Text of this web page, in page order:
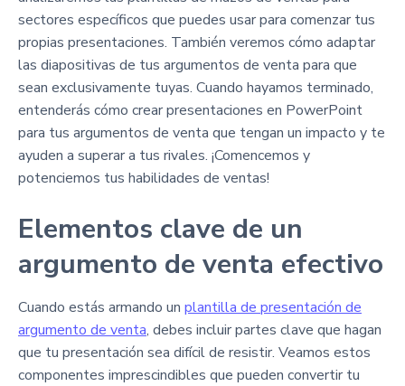
sectores específicos que puedes usar para comenzar tus
propias presentaciones. También veremos cómo adaptar
las diapositivas de tus argumentos de venta para que
sean exclusivamente tuyas. Cuando hayamos terminado,
entenderás cómo crear presentaciones en PowerPoint
para tus argumentos de venta que tengan un impacto y te
ayuden a superar a tus rivales. ¡Comencemos y
potenciemos tus habilidades de ventas!
Elementos clave de un
argumento de venta efectivo
Cuando estás armando un plantilla de presentación de
argumento de venta, debes incluir partes clave que hagan
que tu presentación sea difícil de resistir. Veamos estos
componentes imprescindibles que pueden convertir tu